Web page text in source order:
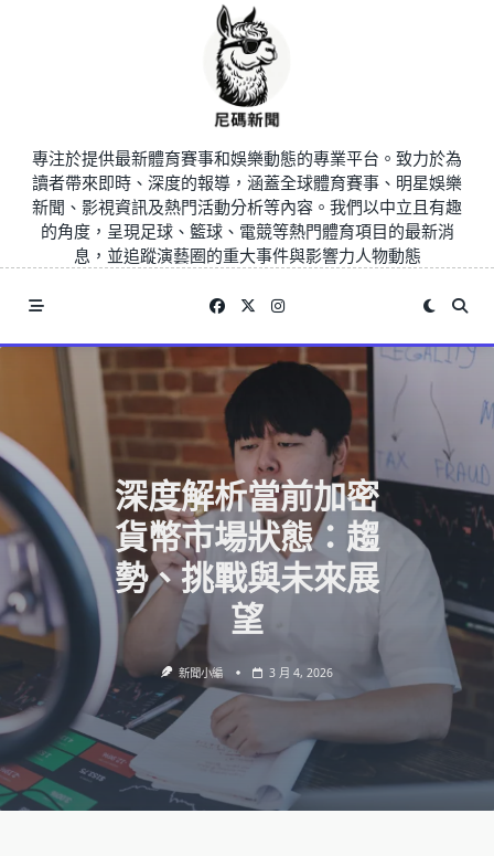
專注於提供最新體育賽事和娛樂動態的專業平台。致力於為
讀者帶來即時、深度的報導，涵蓋全球體育賽事、明星娛樂
新聞、影視資訊及熱門活動分析等內容。我們以中立且有趣
的角度，呈現足球、籃球、電競等熱門體育項目的最新消
息，並追蹤演藝圈的重大事件與影響力人物動態
深度解析當前加密
貨幣市場狀態：趨
勢、挑戰與未來展
望
新聞小編 3 月 4, 2026